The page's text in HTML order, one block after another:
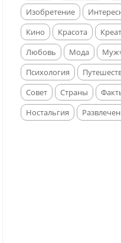
Изобретение
Кино
Красота
Любовь
Мода
Психология
Совет
Страны
Ностальгия